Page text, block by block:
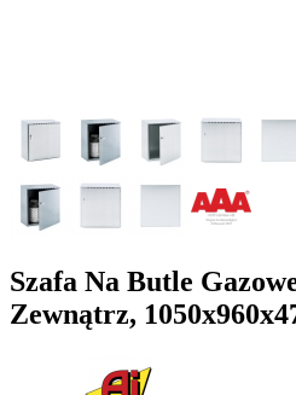
Szafa Na Butle
Zewnątrz,